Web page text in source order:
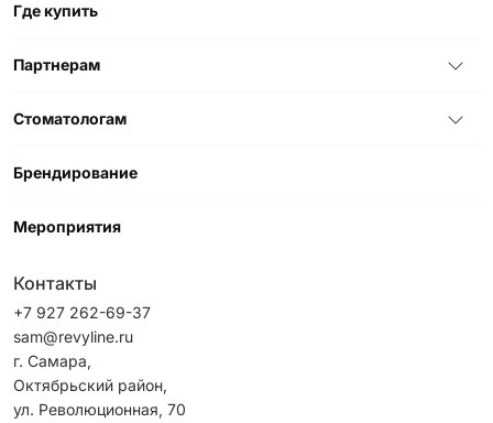
Где купить
Партнерам
Стоматологам
Брендирование
Мероприятия
Контакты
+7 927 262-69-37
sam@revyline.ru
г. Самара,
Октябрьский район, ​
ул. Революционная, 70